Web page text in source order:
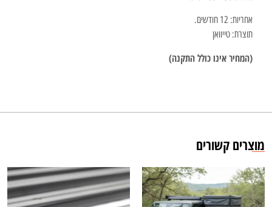
אחריות: 12 חודשים.
תוצרת: טייוואן
(המחיר אינו כולל התקנה)
מוצרים קשורים